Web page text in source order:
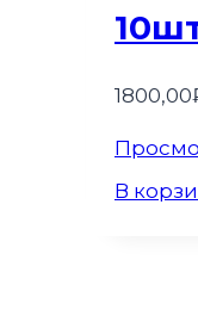
1800,00
В